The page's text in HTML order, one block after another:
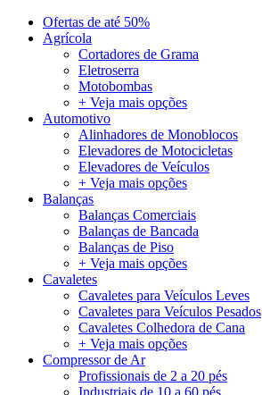
Ofertas de até 50%
Agrícola
Cortadores de Grama
Eletroserra
Motobombas
+ Veja mais opções
Automotivo
Alinhadores de Monoblocos
Elevadores de Motocicletas
Elevadores de Veículos
+ Veja mais opções
Balanças
Balanças Comerciais
Balanças de Bancada
Balanças de Piso
+ Veja mais opções
Cavaletes
Cavaletes para Veículos Leves
Cavaletes para Veículos Pesados
Cavaletes Colhedora de Cana
+ Veja mais opções
Compressor de Ar
Profissionais de 2 a 20 pés
Industriais de 10 a 60 pés